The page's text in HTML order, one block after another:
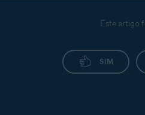
Este artigo
SIM